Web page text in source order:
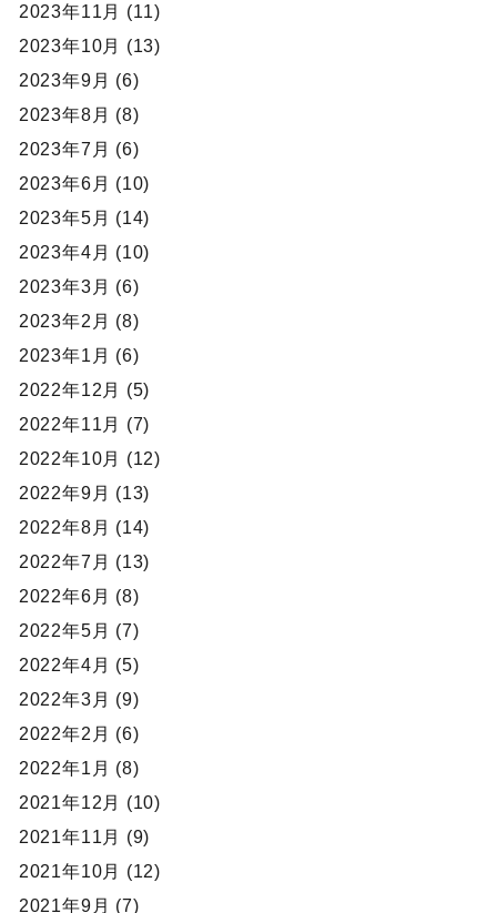
2023年11月 (11)
2023年10月 (13)
2023年9月 (6)
2023年8月 (8)
2023年7月 (6)
2023年6月 (10)
2023年5月 (14)
2023年4月 (10)
2023年3月 (6)
2023年2月 (8)
2023年1月 (6)
2022年12月 (5)
2022年11月 (7)
2022年10月 (12)
2022年9月 (13)
2022年8月 (14)
2022年7月 (13)
2022年6月 (8)
2022年5月 (7)
2022年4月 (5)
2022年3月 (9)
2022年2月 (6)
2022年1月 (8)
2021年12月 (10)
2021年11月 (9)
2021年10月 (12)
2021年9月 (7)